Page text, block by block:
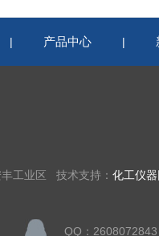
| 产品中心 |
工业区 技术支持： 化工仪
QQ：2608072843